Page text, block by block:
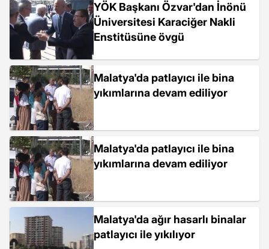
YÖK Başkanı Özvar'dan İnönü
Üniversitesi Karaciğer Nakli
Enstitüsüne övgü
Malatya'da patlayıcı ile bina
yıkımlarına devam ediliyor
Malatya'da patlayıcı ile bina
yıkımlarına devam ediliyor
Malatya'da ağır hasarlı binalar
patlayıcı ile yıkılıyor